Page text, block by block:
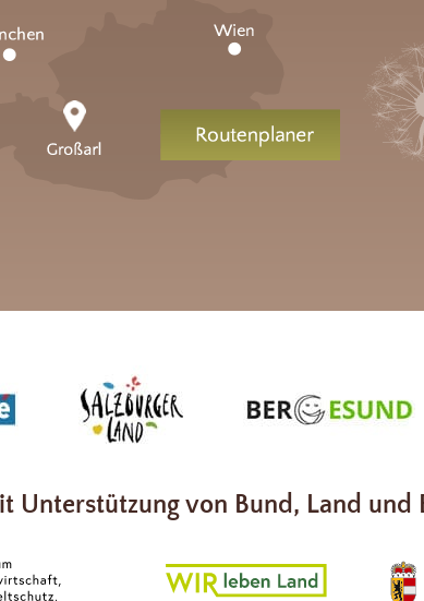
Unterstützung von Bund, Land und